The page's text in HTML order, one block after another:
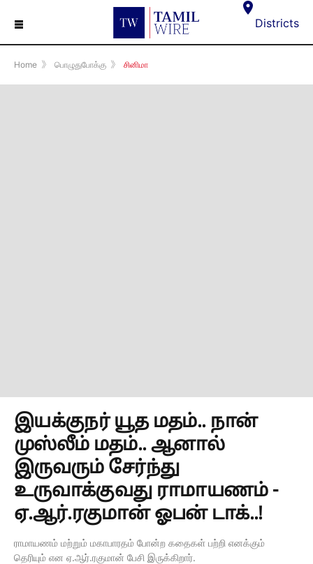
☰ Districts
Home 》 பொழுதுபோக்கு 》 சினிமா
இயக்குநர் யூத மதம்.. நான்
முஸ்லீம் மதம்.. ஆனால்
இருவரும் சேர்ந்து
உருவாக்குவது ராமாயணம் -
ஏ.ஆர்.ரகுமான் ஓபன் டாக்..!
ராமாயணம் மற்றும் மகாபாரதம் போன்ற கதைகள் பற்றி எனக்கும்
தெரியும் என ஏ.ஆர்.ரகுமான் பேசி இருக்கிறார்.